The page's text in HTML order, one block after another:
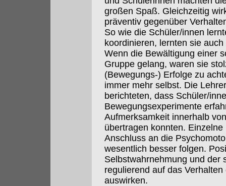
großen Spaß. Gleichzeitig
präventiv gegenüber
So wie die Schüler/innen
koordinieren, lernten sie
Wenn die Bewältigung einer
Gruppe gelang, waren sie
(Bewegungs-) Erfolge zu
immer mehr selbst. Die
berichteten, dass Schüler/
Bewegungsexperimente
Aufmerksamkeit innerhalb
übertragen konnten.
Anschluss an die
wesentlich besser folgen.
Selbstwahrnehmung und der
regulierend auf das
auswirken.